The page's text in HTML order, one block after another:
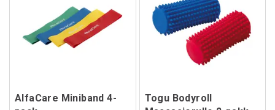
AlfaCare Miniband 4-
Togu Bodyroll